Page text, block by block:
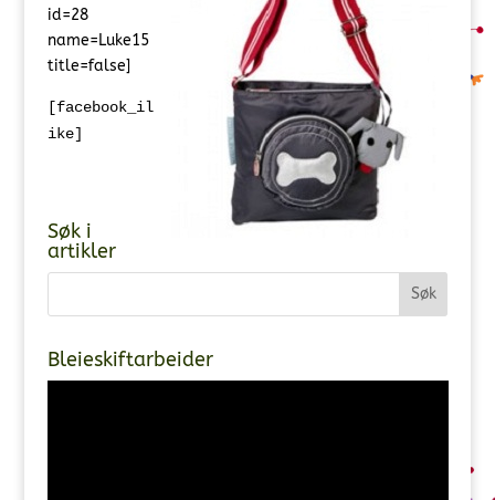
id=28
name=Luke15
title=false]
[facebook_il
ike]
Søk i
artikler
Bleieskiftarbeider